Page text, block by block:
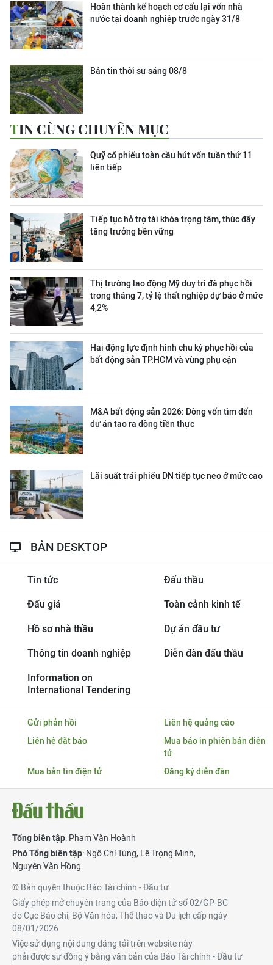
Hoàn thành kế hoạch cơ cấu lại vốn nhà
nước tại doanh nghiệp trước ngày 31/8
Bản tin thời sự sáng 08/8
TIN CÙNG CHUYÊN MỤC
Quỹ cổ phiếu toàn cầu hút vốn tuần thứ 11
liên tiếp
Tiếp tục hỗ trợ tài khóa trọng tâm, thúc đẩy
tăng trưởng bền vững
Thị trường lao động Mỹ duy trì đà phục hồi
trong tháng 7, tỷ lệ thất nghiệp dự báo ở mức
4,2%
Hai động lực định hình chu kỳ phục hồi của
bất động sản TP.HCM và vùng phụ cận
M&A bất động sản 2026: Dòng vốn tìm đến
dự án tạo ra dòng tiền thực
Lãi suất trái phiếu DN tiếp tục neo ở mức cao
BẢN DESKTOP
Tin tức Đấu thầu
Đấu giá Toàn cảnh kinh tế
Hồ sơ nhà thầu Dự án đầu tư
Thông tin doanh nghiệp Diễn đàn đấu thầu
Information on
International Tendering
Gửi phản hồi
Liên hệ quảng cáo
Liên hệ đặt báo
Mua báo in phiên bản điện
tử
Mua bản tin điện tử
Đăng ký diễn đàn
Tổng biên tập: Phạm Văn Hoành
Phó Tổng biên tập: Ngô Chí Tùng, Lê Trọng Minh,
Nguyễn Văn Hồng
© Bản quyền thuộc Báo Tài chính - Đầu tư
Giấy phép mở chuyên trang của Báo điện tử số 02/GP-BC
do Cục Báo chí, Bộ Văn hóa, Thể thao và Du lịch cấp ngày
08/01/2026
Việc sử dụng nội dung đăng tải trên website này
phải được sự đồng ý bằng văn bản của Báo Tài chính - Đầu tư